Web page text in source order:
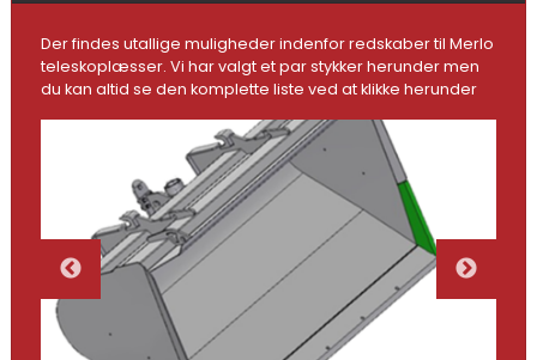
Der findes utallige muligheder indenfor redskaber til Merlo
teleskoplæsser. Vi har valgt et par stykker herunder men
du kan altid se den komplette liste ved at klikke herunder